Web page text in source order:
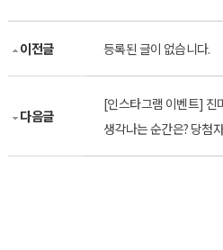
이전글 등록된 글이 없습니다.
다음글
[인스타그램 이벤트] 진
생각나는 순간은? 당첨